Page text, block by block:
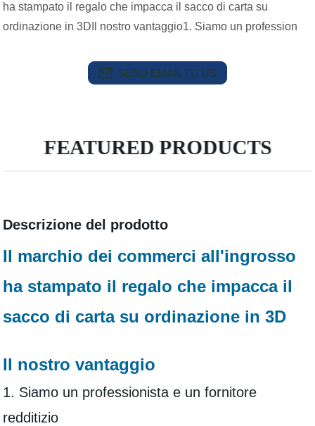
ha stampato il regalo che impacca il sacco di carta su
ordinazione in 3DIl nostro vantaggio1. Siamo un profession
SEND EMAIL TO US
FEATURED PRODUCTS
Descrizione del prodotto
Il marchio dei commerci all'ingrosso
ha stampato il regalo che impacca il
sacco di carta su ordinazione in 3D
Il nostro vantaggio
1. Siamo un professionista e un fornitore
redditizio